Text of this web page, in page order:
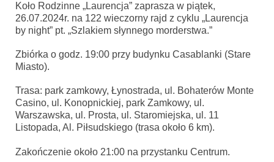
Koło Rodzinne „Laurencja” zaprasza w piątek,
26.07.2024r. na 122 wieczorny rajd z cyklu „Laurencja
by night” pt. „Szlakiem słynnego morderstwa.”
Zbiórka o godz. 19:00 przy budynku Casablanki (Stare
Miasto).
Trasa: park zamkowy, Łynostrada, ul. Bohaterów Monte
Casino, ul. Konopnickiej, park Zamkowy, ul.
Warszawska, ul. Prosta, ul. Staromiejska, ul. 11
Listopada, Al. Piłsudskiego (trasa około 6 km).
Zakończenie około 21:00 na przystanku Centrum.